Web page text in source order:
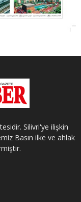
Silivri'ye ilişkin
Basın ilke ve ahlak